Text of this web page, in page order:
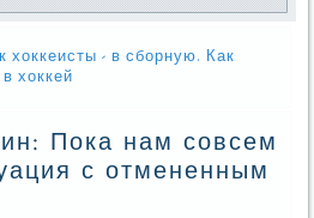
хоккеисты - в сборную. Как
хоккей
Пока нам совсем
с отмененным